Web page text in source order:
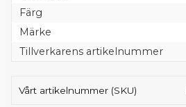
Färg
Märke
Tillverkarens artikelnummer
Vårt artikelnummer (SKU)